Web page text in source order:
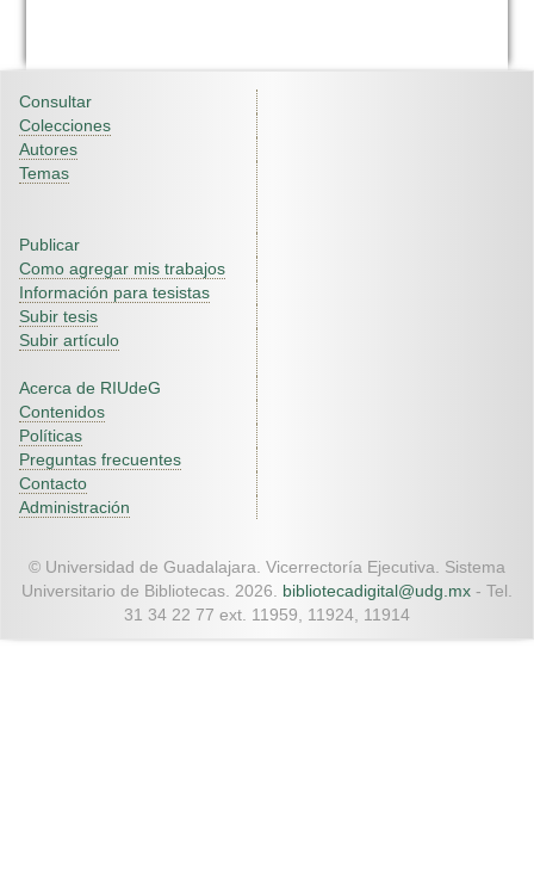
Consultar
Colecciones
Autores
Temas
Publicar
Como agregar mis trabajos
Información para tesistas
Subir tesis
Subir artículo
Acerca de RIUdeG
Contenidos
Políticas
Preguntas frecuentes
Contacto
Administración
© Universidad de Guadalajara. Vicerrectoría Ejecutiva. Sistema
Universitario de Bibliotecas. 2026. bibliotecadigital@udg.mx - Tel.
31 34 22 77 ext. 11959, 11924, 11914